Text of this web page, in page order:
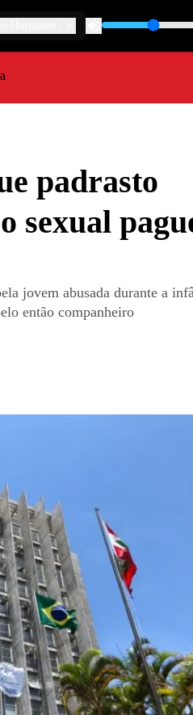
padrasto
sexual
jovem abusada durante a
então companheiro